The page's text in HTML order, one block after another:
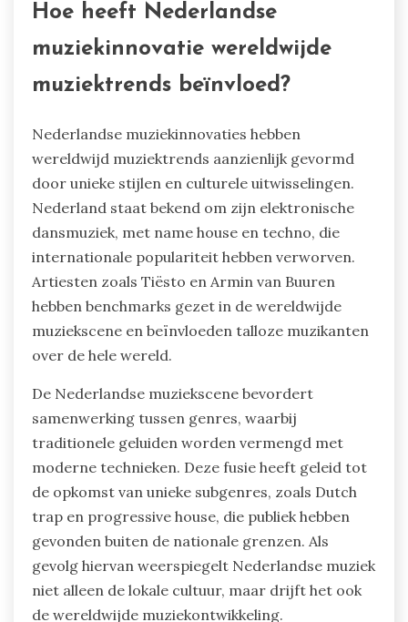
Hoe heeft Nederlandse
muziekinnovatie wereldwijde
muziektrends beïnvloed?
Nederlandse muziekinnovaties hebben
wereldwijd muziektrends aanzienlijk gevormd
door unieke stijlen en culturele uitwisselingen.
Nederland staat bekend om zijn elektronische
dansmuziek, met name house en techno, die
internationale populariteit hebben verworven.
Artiesten zoals Tiësto en Armin van Buuren
hebben benchmarks gezet in de wereldwijde
muziekscene en beïnvloeden talloze muzikanten
over de hele wereld.
De Nederlandse muziekscene bevordert
samenwerking tussen genres, waarbij
traditionele geluiden worden vermengd met
moderne technieken. Deze fusie heeft geleid tot
de opkomst van unieke subgenres, zoals Dutch
trap en progressive house, die publiek hebben
gevonden buiten de nationale grenzen. Als
gevolg hiervan weerspiegelt Nederlandse muziek
niet alleen de lokale cultuur, maar drijft het ook
de wereldwijde muziekontwikkeling.